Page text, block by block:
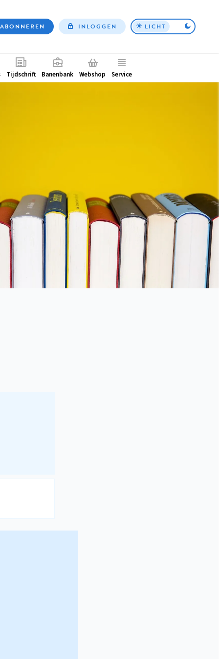
Top
ABONNEREN INLOGGEN LICHT
Tijdschrift Banenbank Webshop Service